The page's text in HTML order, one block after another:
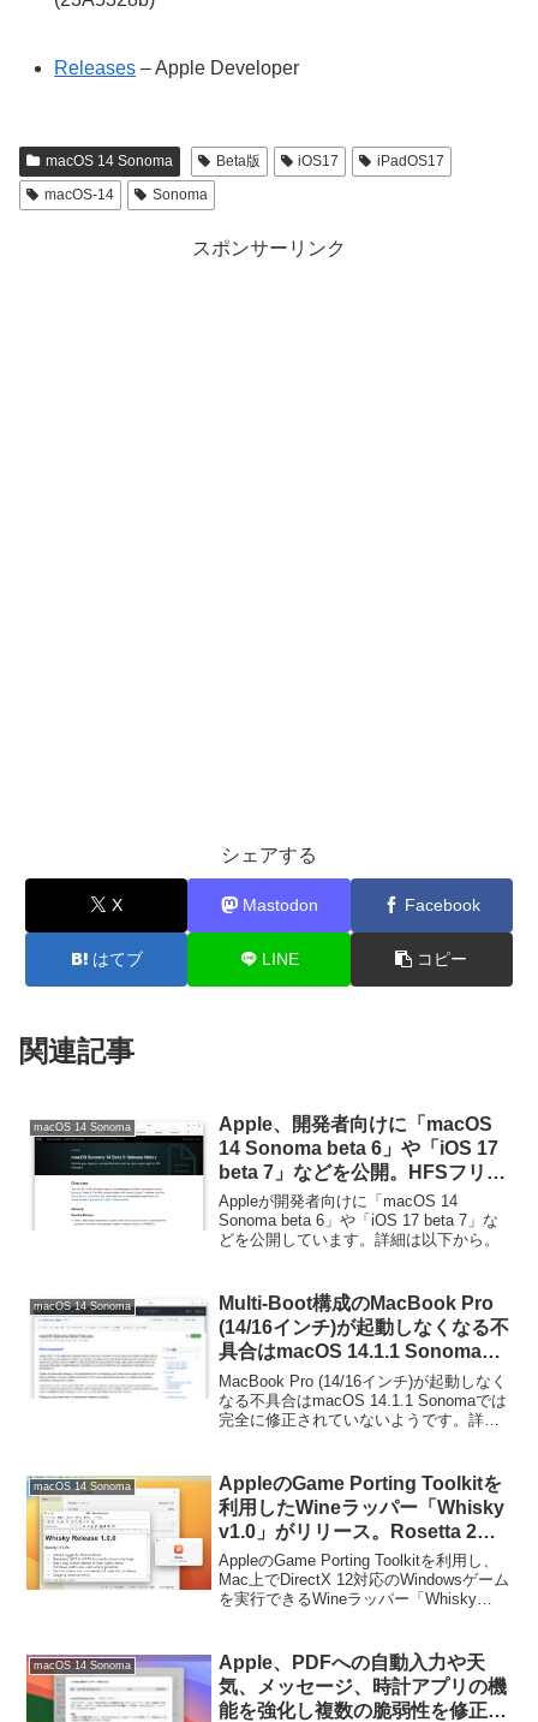
Releases – Apple Developer
macOS 14 Sonoma Beta版 iOS17
iPadOS17
macOS-14
Sonoma
スポンサーリンク
シェアする
X Mastodon Facebook
はてブ LINE コピー
関連記事
macOS 14 Sonoma
Apple、開発者向けに「macOS
14 Sonoma beta 6」や「iOS 17
beta 7」などを公開。HFSフリー
ズやアップデート時にBlank画面
が表示されてしまう問題などが修
正
Appleが開発者向けに「macOS 14
Sonoma beta 6」や「iOS 17 beta 7」な
どを公開しています。詳細は以下から。
macOS 14 Sonoma
Multi-Boot構成のMacBook Pro
(14/16インチ)が起動しなくなる不
具合はmacOS 14.1.1 Sonomaで
は完全に修正されていないもよ
う。
MacBook Pro (14/16インチ)が起動しなく
なる不具合はmacOS 14.1.1 Sonomaでは
完全に修正されていないようです。詳細
macOS 14 Sonoma
AppleのGame Porting Toolkitを
利用したWineラッパー「Whisky
v1.0」がリリース。Rosetta 2や
Wine、GPTKのセットアップや
DXVK＆Vulkanのサポートを追
加。
AppleのGame Porting Toolkitを利用し、
Mac上でDirectX 12対応のWindowsゲーム
を実行できるWineラッパー「Whisky
macOS 14 Sonoma
Apple、PDFへの自動入力や天
気、メッセージ、時計アプリの機
能を強化し複数の脆弱性を修正し